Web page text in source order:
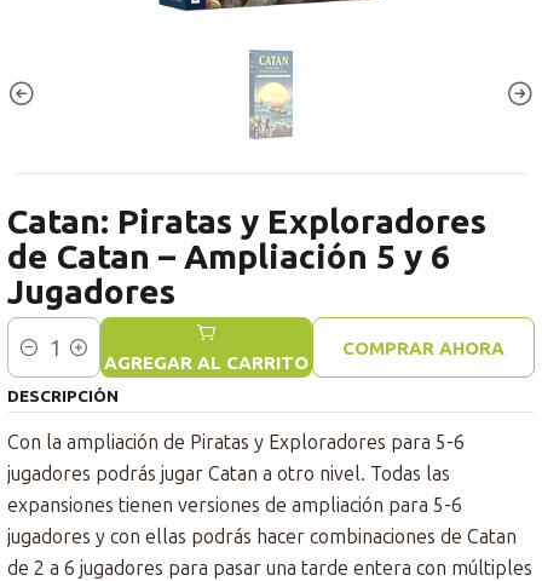
Catan: Piratas y Exploradores
de Catan – Ampliación 5 y 6
Jugadores
Cantidad AGREGAR AL CARRITO
COMPRAR AHORA
DESCRIPCIÓN
Con la ampliación de Piratas y Exploradores para 5-6
jugadores podrás jugar Catan a otro nivel. Todas las
expansiones tienen versiones de ampliación para 5-6
jugadores y con ellas podrás hacer combinaciones de Catan
de 2 a 6 jugadores para pasar una tarde entera con múltiples